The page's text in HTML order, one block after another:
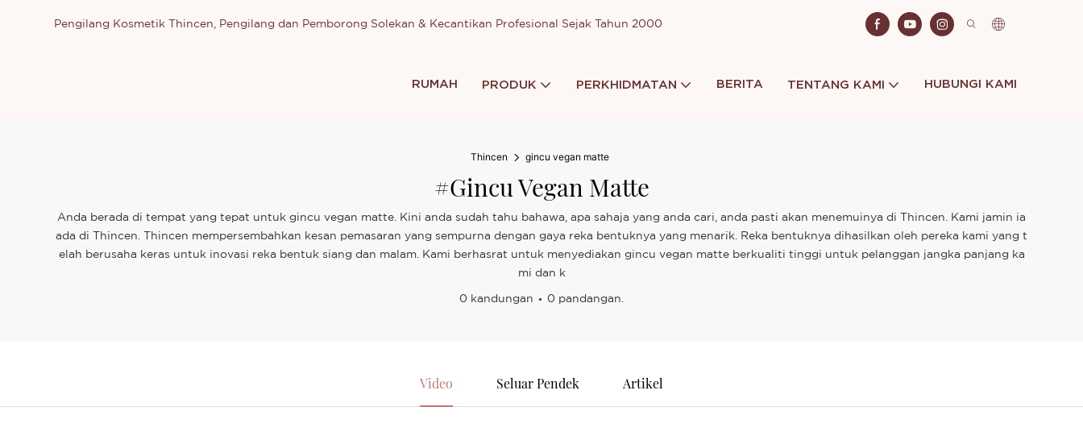
Pengilang Kosmetik Thincen, Pengilang dan Pemborong Solekan & Kecantikan Profesional Sejak Tahun 2000
RUMAH PRODUK PERKHIDMATAN BERITA TENTANG KAMI HUBUNGI KAMI
Thincen gincu vegan matte
#gincu Vegan Matte
Anda berada di tempat yang tepat untuk gincu vegan matte. Kini anda sudah tahu bahawa, apa sahaja yang anda cari, anda pasti akan menemuinya di Thincen. Kami jamin ia
ada di Thincen. Thincen mempersembahkan kesan pemasaran yang sempurna dengan gaya reka bentuknya yang menarik. Reka bentuknya dihasilkan oleh pereka kami yang t
elah berusaha keras untuk inovasi reka bentuk siang dan malam. Kami berhasrat untuk menyediakan gincu vegan matte berkualiti tinggi untuk pelanggan jangka panjang ka
mi dan k
0 kandungan 0 pandangan.
Video Seluar Pendek Artikel